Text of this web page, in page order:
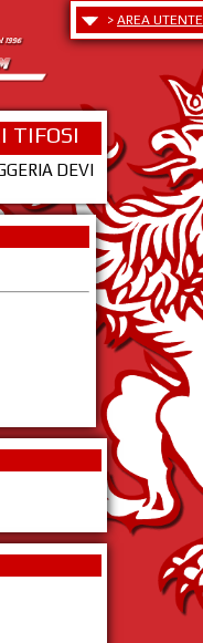
> AREA UTENTE
TIFOSI
DEVI